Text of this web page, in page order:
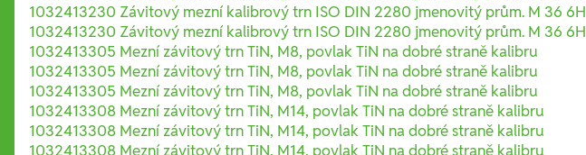
1032413230 Závitový mezní kalibrový trn ISO DIN 2280 jmenovitý prům. M 36 6H
1032413230 Závitový mezní kalibrový trn ISO DIN 2280 jmenovitý prům. M 36 6H
1032413305 Mezní závitový trn TiN, M8, povlak TiN na dobré straně kalibru
1032413305 Mezní závitový trn TiN, M8, povlak TiN na dobré straně kalibru
1032413305 Mezní závitový trn TiN, M8, povlak TiN na dobré straně kalibru
1032413308 Mezní závitový trn TiN, M14, povlak TiN na dobré straně kalibru
1032413308 Mezní závitový trn TiN, M14, povlak TiN na dobré straně kalibru
1032413308 Mezní závitový trn TiN, M14, povlak TiN na dobré straně kalibru